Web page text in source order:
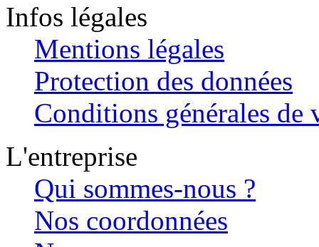
Infos légales
Mentions légales
Protection des données
Conditions générales de
L'entreprise
Qui sommes-nous ?
Nos coordonnées